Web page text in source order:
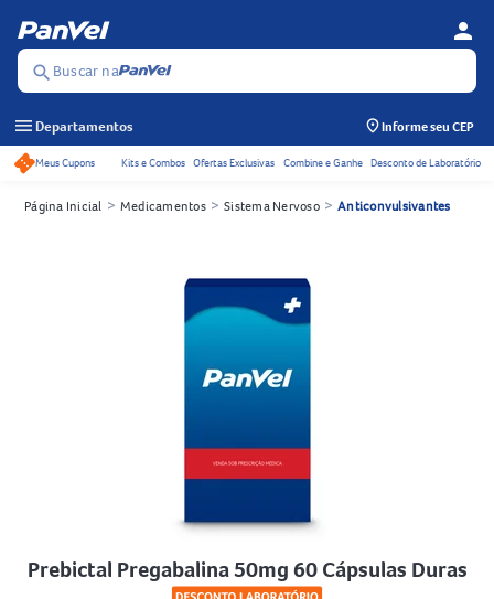
search Buscar na
person
menu Departamentos Informe seu CEP
Acessos rápidos do cabeçalho
Meus Cupons Kits e Combos Ofertas Exclusivas Combine e Ganhe Desconto de Laboratório
Página Inicial > Medicamentos > Sistema Nervoso > Anticonvulsivantes
Prebictal Pregabalina 50mg 60 Cápsulas Duras